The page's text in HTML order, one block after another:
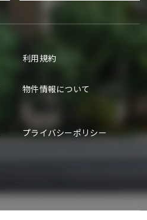
利用規約
物件情報について
プライバシーポリシー